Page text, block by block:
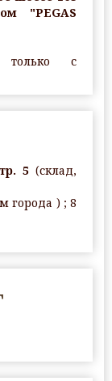
"PEGAS
только с
5 (склад,
города ) ; 8